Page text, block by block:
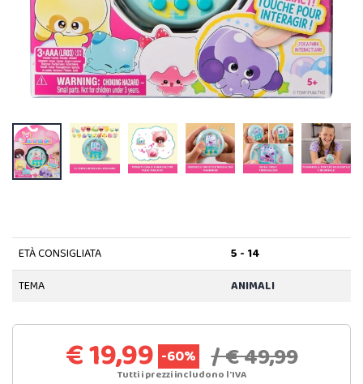
ETÀ CONSIGLIATA
5 - 14
TEMA
ANIMALI
€ 19,99 -60% / € 49,99
Tutti i prezzi includono l'IVA